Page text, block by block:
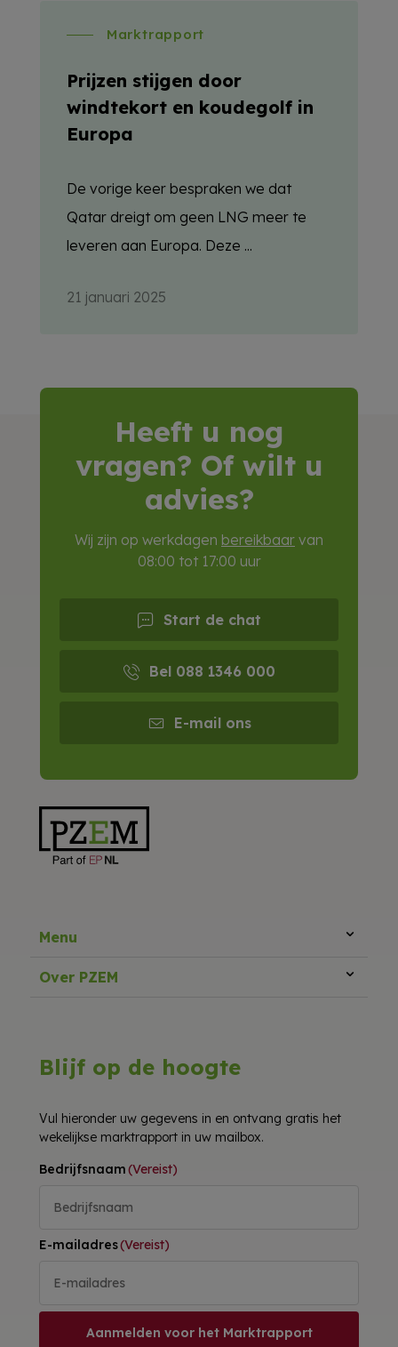
Marktrapport
Prijzen stijgen door
windtekort en koudegolf in
Europa
De vorige keer bespraken we dat
Qatar dreigt om geen LNG meer te
leveren aan Europa. Deze ...
21 januari 2025
Heeft u nog
vragen? Of wilt u
advies?
Wij zijn op werkdagen bereikbaar van
08:00 tot 17:00 uur
Start de chat
Bel 088 1346 000
E-mail ons
Menu
Over PZEM
Blijf op de hoogte
Vul hieronder uw gegevens in en ontvang gratis het
wekelijkse marktrapport in uw mailbox.
Bedrijfsnaam(Vereist)
E-mailadres(Vereist)
Aanmelden voor het Marktrapport